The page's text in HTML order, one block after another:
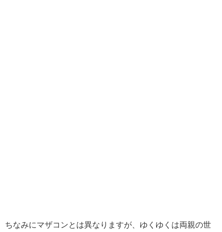
ちなみにマザコンとは異なりますが、ゆくゆくは両親の世